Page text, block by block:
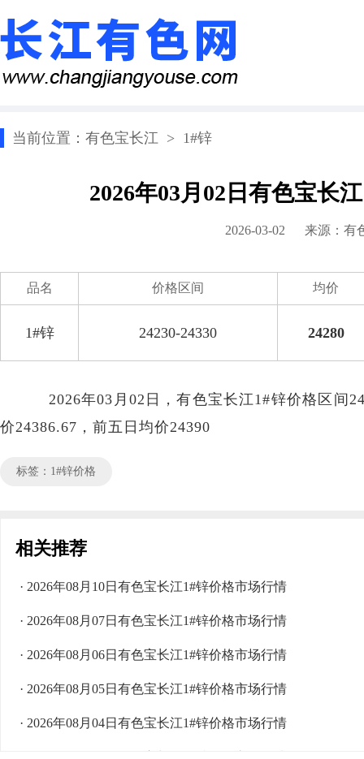
当前位置： 有色宝长江 > 1#锌
2026年03月02日有色宝长
2026-03-02 来源： 有
品名 价格区间 均价
1#锌 24230-24330 24280
2026年03月02日，有色宝长江1#锌价格区间
价24386.67，前五日均价24390
标签：1#锌价格
相关推荐
· 2026年08月10日有色宝长江1#锌价格市场行情
· 2026年08月07日有色宝长江1#锌价格市场行情
· 2026年08月06日有色宝长江1#锌价格市场行情
· 2026年08月05日有色宝长江1#锌价格市场行情
· 2026年08月04日有色宝长江1#锌价格市场行情